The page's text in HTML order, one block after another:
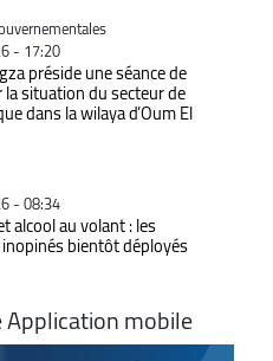
- 17:20
préside une séance de
situation du secteur de
dans la wilaya d’Oum El
- 08:34
alcool au volant : les
bientôt déployés
mobile